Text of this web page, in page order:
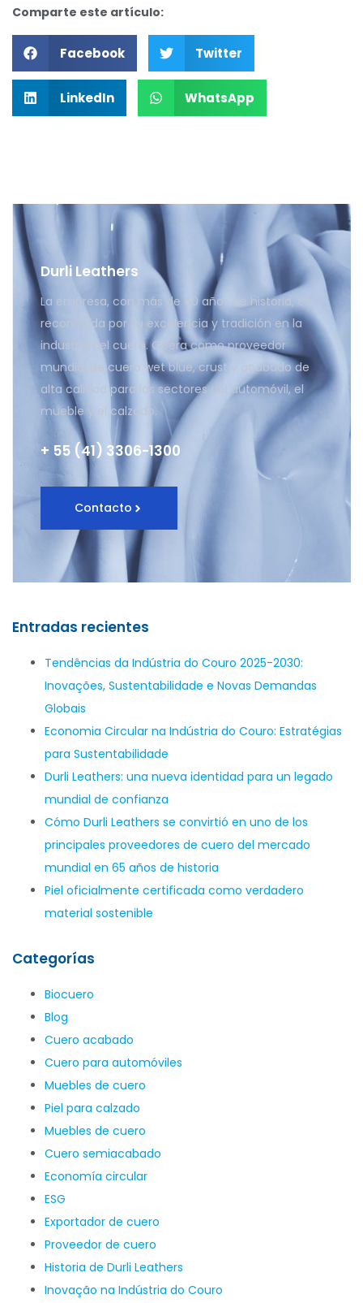
Comparte este artículo:
Facebook Twitter
LinkedIn WhatsApp
Durli Leathers
La empresa, con más de 60 años de historia, es
reconocida por su excelencia y tradición en la
industria del cuero. Opera como proveedor
mundial de cuero wet blue, crust y acabado de
alta calidad para los sectores del automóvil, el
mueble y el calzado.
+ 55 (41) 3306-1300
Contacto
Entradas recientes
Tendências da Indústria do Couro 2025-2030:
Inovações, Sustentabilidade e Novas Demandas
Globais
Economia Circular na Indústria do Couro: Estratégias
para Sustentabilidade
Durli Leathers: una nueva identidad para un legado
mundial de confianza
Cómo Durli Leathers se convirtió en uno de los
principales proveedores de cuero del mercado
mundial en 65 años de historia
Piel oficialmente certificada como verdadero
material sostenible
Categorías
Biocuero
Blog
Cuero acabado
Cuero para automóviles
Muebles de cuero
Piel para calzado
Muebles de cuero
Cuero semiacabado
Economía circular
ESG
Exportador de cuero
Proveedor de cuero
Historia de Durli Leathers
Inovação na Indústria do Couro